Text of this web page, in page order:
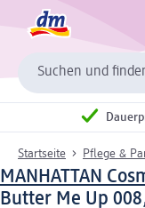
Suchen und
Startseite Pflege &
MANHATTAN
Butter Me Up